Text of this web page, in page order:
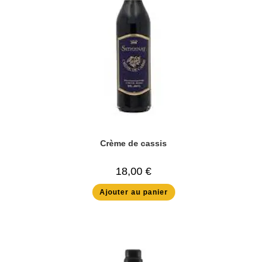
Crème de cassis
18,00 €
Ajouter au panier